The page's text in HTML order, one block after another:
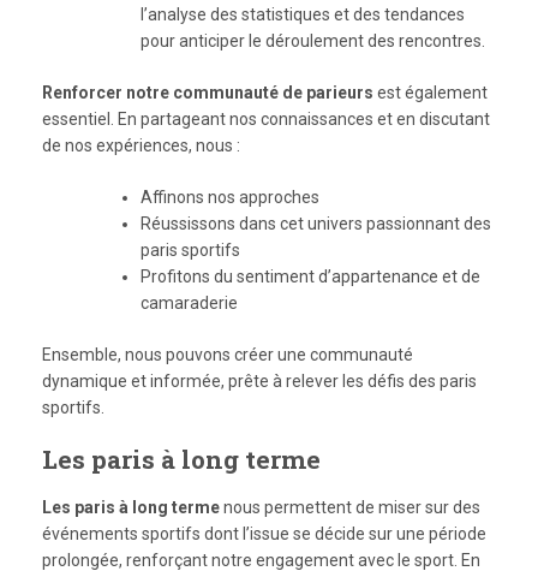
l’analyse des statistiques et des tendances
pour anticiper le déroulement des rencontres.
Renforcer notre communauté de parieurs est également
essentiel. En partageant nos connaissances et en discutant
de nos expériences, nous :
Affinons nos approches
Réussissons dans cet univers passionnant des
paris sportifs
Profitons du sentiment d’appartenance et de
camaraderie
Ensemble, nous pouvons créer une communauté
dynamique et informée, prête à relever les défis des paris
sportifs.
Les paris à long terme
Les paris à long termenous permettent de miser sur des
événements sportifs dont l’issue se décide sur une période
prolongée, renforçant notre engagement avec le sport. En